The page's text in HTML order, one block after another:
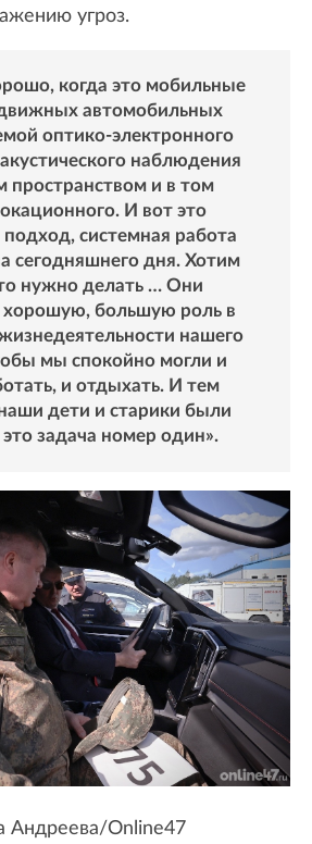
угроз.
когда это мобильные
автомобильных
оптико-электронного
наблюдения
пространством и в том
И вот это
системная работа
сегодняшнего дня. Хотим
нужно делать … Они
хорошую, большую роль в
нашего
мы спокойно могли и
и отдыхать. И тем
дети и старики были
задача номер один».
Андреева/Online47